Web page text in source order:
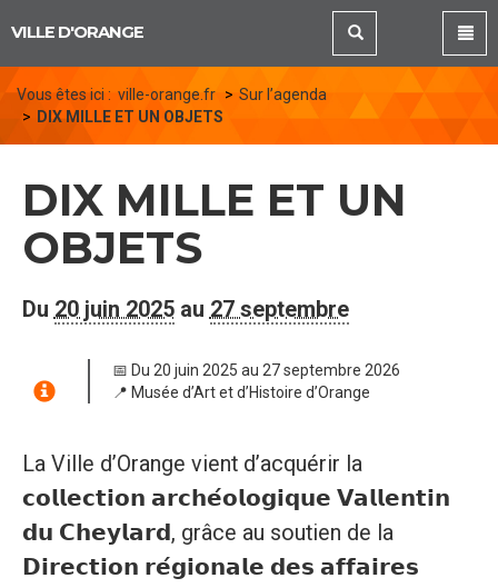
VILLE D'ORANGE
Vous êtes ici : ville-orange.fr
Sur l’agenda
DIX MILLE ET UN OBJETS
DIX MILLE ET UN
OBJETS
Du 20 juin 2025au 27 septembre
📅 Du 20 juin 2025 au 27 septembre 2026
📍 Musée d’Art et d’Histoire d’Orange
La Ville d’Orange vient d’acquérir la
𝗰𝗼𝗹𝗹𝗲𝗰𝘁𝗶𝗼𝗻 𝗮𝗿𝗰𝗵𝗲́𝗼𝗹𝗼𝗴𝗶𝗾𝘂𝗲 𝗩𝗮𝗹𝗹𝗲𝗻𝘁𝗶𝗻
𝗱𝘂 𝗖𝗵𝗲𝘆𝗹𝗮𝗿𝗱, grâce au soutien de la
𝗗𝗶𝗿𝗲𝗰𝘁𝗶𝗼𝗻 𝗿𝗲́𝗴𝗶𝗼𝗻𝗮𝗹𝗲 𝗱𝗲𝘀 𝗮𝗳𝗳𝗮𝗶𝗿𝗲𝘀